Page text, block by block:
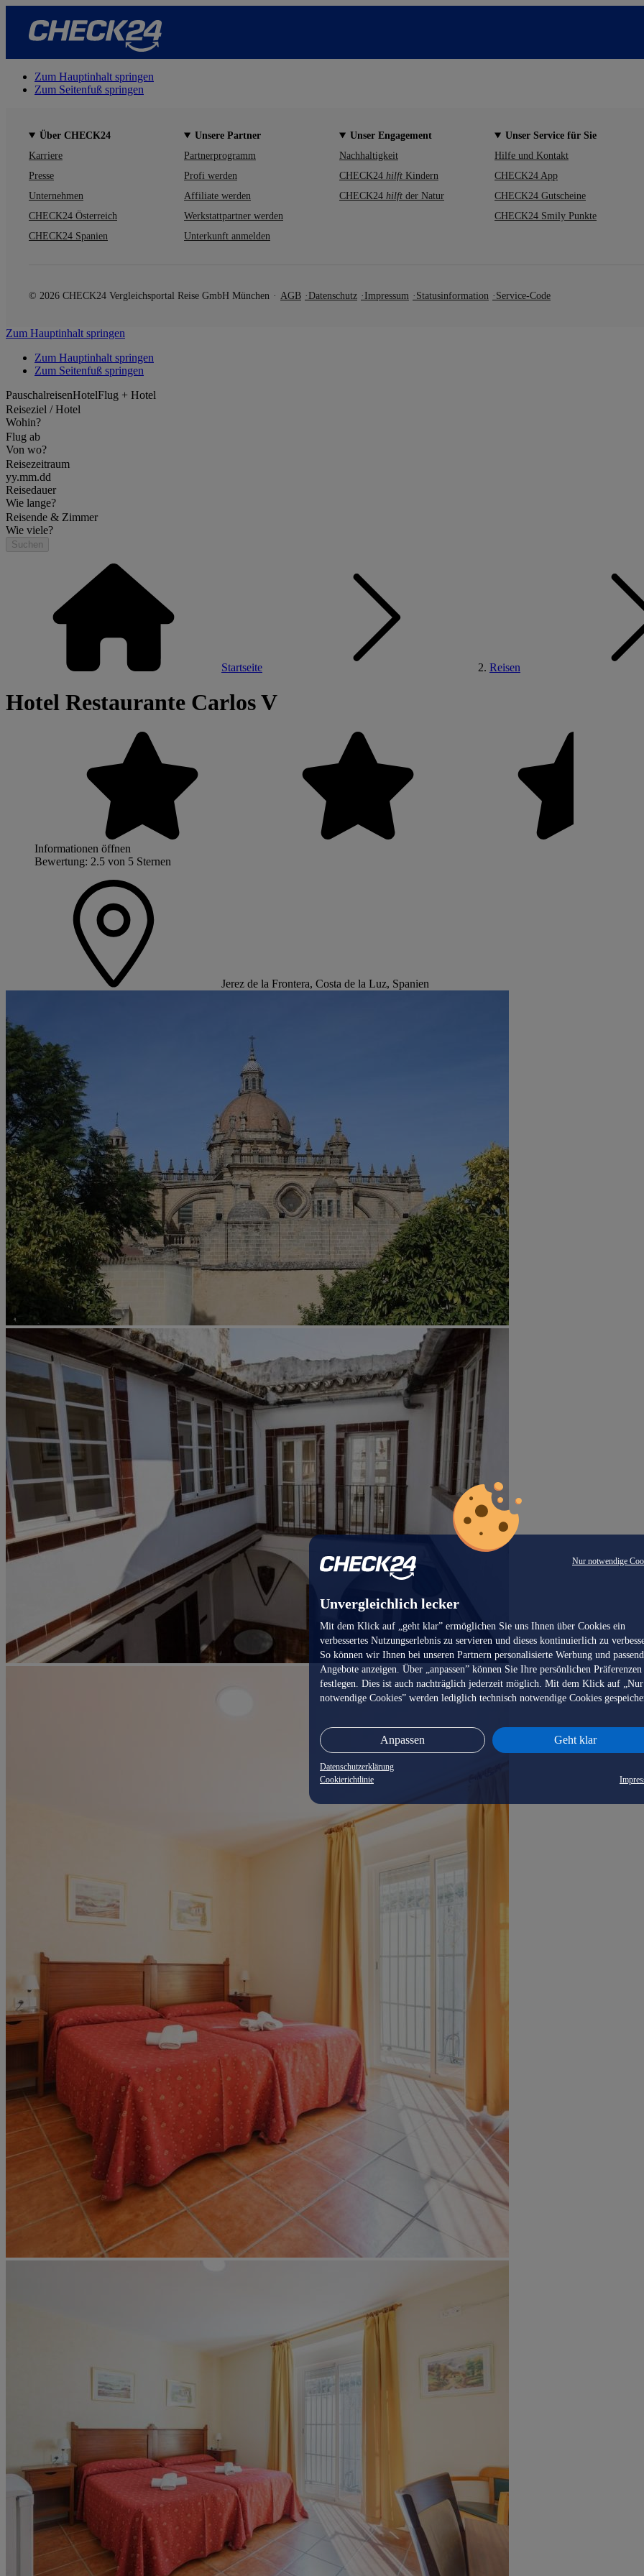
Nur notwendige
Unvergleichlich lecker
Mit dem Klick auf „geht klar” ermöglichen Sie uns Ihnen über Cookies ein
verbessertes Nutzungserlebnis zu servieren und dieses kontinuierlich zu
So können wir Ihnen bei unseren Partnern personalisierte Werbung und
Angebote anzeigen. Über „anpassen” können Sie Ihre persönlichen Präferenzen
festlegen. Dies ist auch nachträglich jederzeit möglich. Mit dem Klick auf „Nur
notwendige Cookies” werden lediglich technisch notwendige Cookies
Anpassen Geht klar
Datenschutzerklärung
Cookierichtlinie
Zum Hauptinhalt springen
Zum Seitenfuß springen
Über CHECK24
Karriere
Presse
Unternehmen
CHECK24 Österreich
CHECK24 Spanien
Unsere Partner
Partnerprogramm
Profi werden
Affiliate werden
Werkstattpartner werden
Unterkunft anmelden
Unser Engagement
Nachhaltigkeit
CHECK24 hilft Kindern
CHECK24 hilft der Natur
Unser Service für Sie
Hilfe und Kontakt
CHECK24 App
CHECK24 Gutscheine
CHECK24 Smily Punkte
© 2026 CHECK24 Vergleichsportal Reise GmbH München AGB Datenschutz Impressum Statusinformation Service-Code
Zum Hauptinhalt springen
Zum Hauptinhalt springen
Zum Seitenfuß springen
PauschalreisenHotelFlug + Hotel
Reiseziel / Hotel
Wohin?
Flug ab
Von wo?
Reisezeitraum
yy.mm.dd
Reisedauer
Wie lange?
Reisende & Zimmer
Wie viele?
Suchen
Startseite Reisen
Hotel Restaurante Carlos V
Informationen öffnen
Bewertung: 2.5 von 5 Sternen
Jerez de la Frontera, Costa de la Luz, Spanien